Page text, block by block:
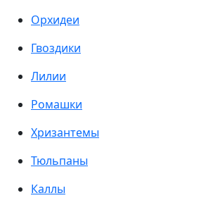
Орхидеи
Гвоздики
Лилии
Ромашки
Хризантемы
Тюльпаны
Каллы